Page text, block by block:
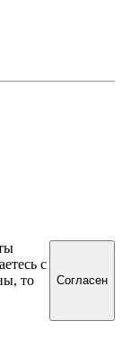
с
то
Cогласен